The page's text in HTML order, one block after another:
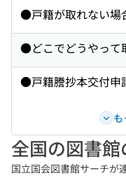
●戸籍が取れない場
●どこでどうやって
●戸籍謄抄本交付申
も
全国の図書
国立国会図書館サーチが